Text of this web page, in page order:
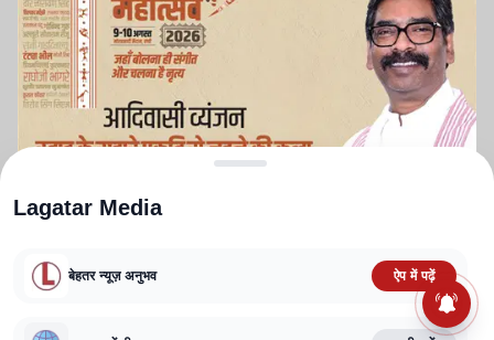
TERMS AND CONDITIONS
Lagatar Media
बेहतर न्यूज़ अनुभव ऐप में पढ़ें